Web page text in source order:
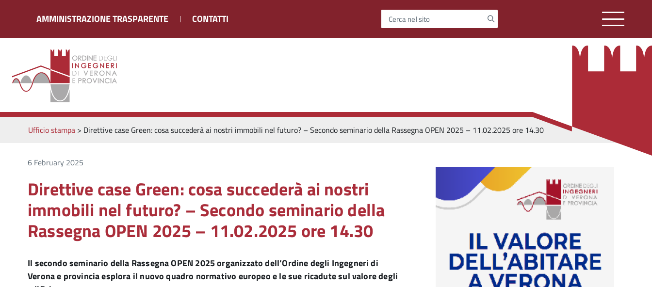
AMMINISTRAZIONE TRASPARENTE CONTATTI Cerca nel sito
Ufficio stampa> Direttive case Green: cosa succederà ai nostri immobili nel futuro? – Secondo seminario della Rassegna OPEN 2025 – 11.02.2025 ore 14.30
6 February 2025
Direttive case Green: cosa succederà ai nostri
immobili nel futuro? – Secondo seminario della
Rassegna OPEN 2025 – 11.02.2025 ore 14.30
Il secondo seminario della Rassegna OPEN 2025 organizzato dell’Ordine degli Ingegneri di
Verona e provincia esplora il nuovo quadro normativo europeo e le sue ricadute sul valore degli